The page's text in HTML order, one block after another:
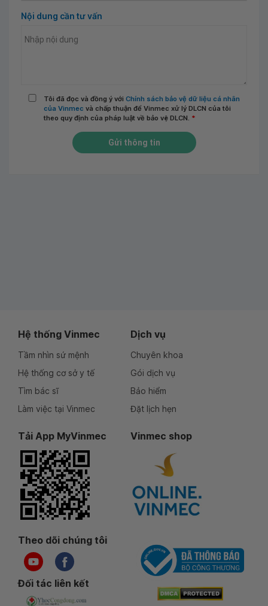
Nội dung cần tư vấn
Tôi đã đọc và đồng ý với Chính sách bảo vệ dữ liệu cá nhân
của Vinmec và chấp thuận để Vinmec xử lý DLCN của tôi
theo quy định của pháp luật về bảo vệ DLCN. *
Gửi thông tin
Hệ thống Vinmec
Tầm nhìn sứ mệnh
Hệ thống cơ sở y tế
Tìm bác sĩ
Làm việc tại Vinmec
Dịch vụ
Chuyên khoa
Gói dịch vụ
Bảo hiểm
Đặt lịch hẹn
Tải App MyVinmec Vinmec shop
Theo dõi chúng tôi
Đối tác liên kết